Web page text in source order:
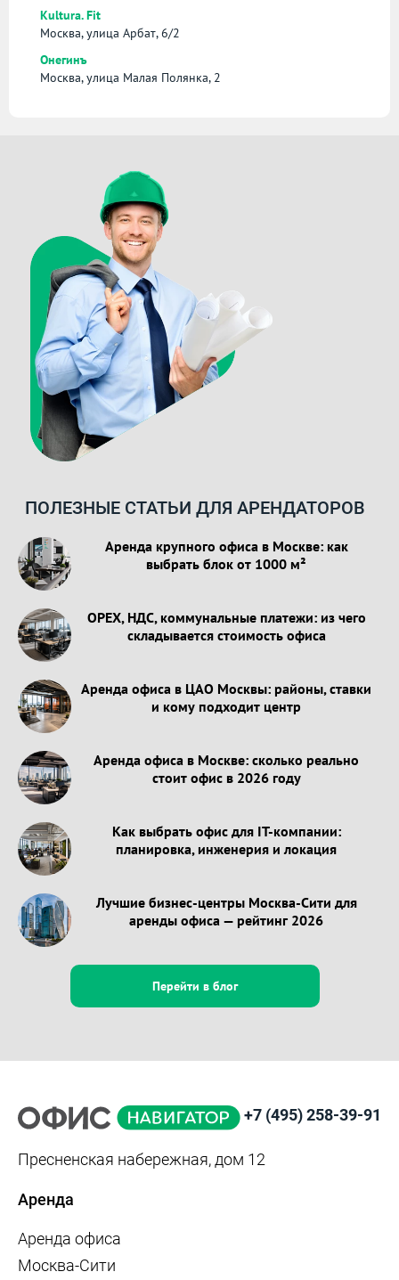
Kultura. Fit
Москва, улица Арбат, 6/2
Онегинъ
Москва, улица Малая Полянка, 2
ПОЛЕЗНЫЕ СТАТЬИ ДЛЯ АРЕНДАТОРОВ
Аренда крупного офиса в Москве: как
выбрать блок от 1000 м²
OPEX, НДС, коммунальные платежи: из чего
складывается стоимость офиса
Аренда офиса в ЦАО Москвы: районы, ставки
и кому подходит центр
Аренда офиса в Москве: сколько реально
стоит офис в 2026 году
Как выбрать офис для IT-компании:
планировка, инженерия и локация
Лучшие бизнес-центры Москва-Сити для
аренды офиса — рейтинг 2026
Перейти в блог
+7 (495) 258-39-91
Пресненская набережная, дом 12
Аренда
Аренда офиса
Москва-Сити